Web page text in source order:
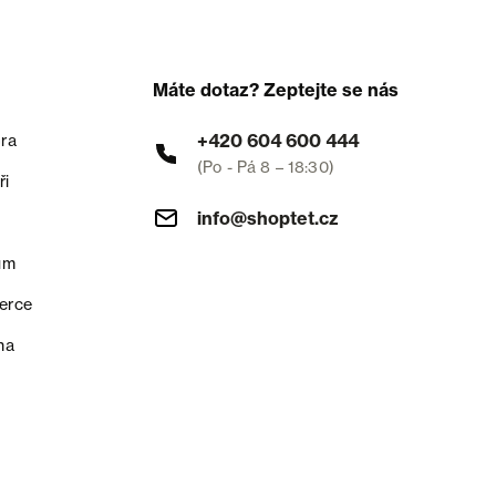
Máte dotaz? Zeptejte se nás
+420 604 600 444
(Po - Pá 8 – 18:30)
info@shoptet.cz